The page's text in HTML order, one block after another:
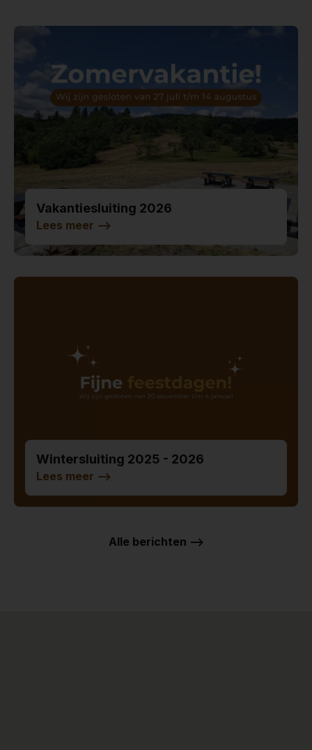
Vakantiesluiting 2026
Lees meer -->
Wintersluiting 2025 - 2026
Lees meer -->
Alle berichten -->